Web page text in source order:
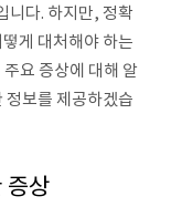
니다. 하지만, 정확
게 대처해야 하는
요 증상에 대해 알
정보를 제공하겠습
증상